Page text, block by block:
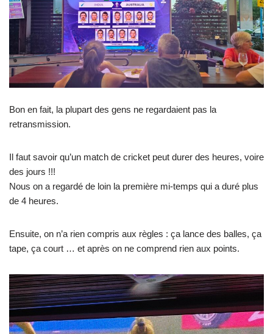
Bon en fait, la plupart des gens ne regardaient pas la
retransmission.
Il faut savoir qu’un match de cricket peut durer des heures, voire
des jours !!!
Nous on a regardé de loin la première mi-temps qui a duré plus
de 4 heures.
Ensuite, on n’a rien compris aux règles : ça lance des balles, ça
tape, ça court … et après on ne comprend rien aux points.